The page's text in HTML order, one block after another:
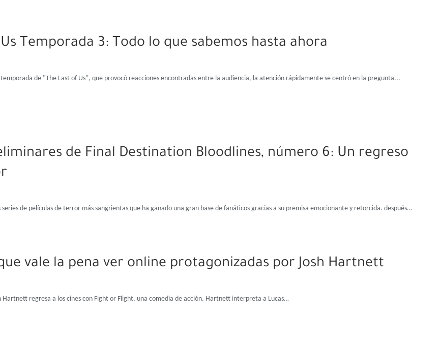
Temporada 3: Todo lo que sabemos hasta ahora
temporada de "The Last of Us", que provocó reacciones encontradas entre la audiencia, la atención rápidamente se centró en la pregunta...
de Final Destination Bloodlines, número 6: Un regreso
series de películas de terror más sangrientas que ha ganado una gran base de fanáticos gracias a su premisa emocionante y retorcida. después…
vale la pena ver online protagonizadas por Josh Hartnett
Hartnett regresa a los cines con Fight or Flight, una comedia de acción. Hartnett interpreta a Lucas…